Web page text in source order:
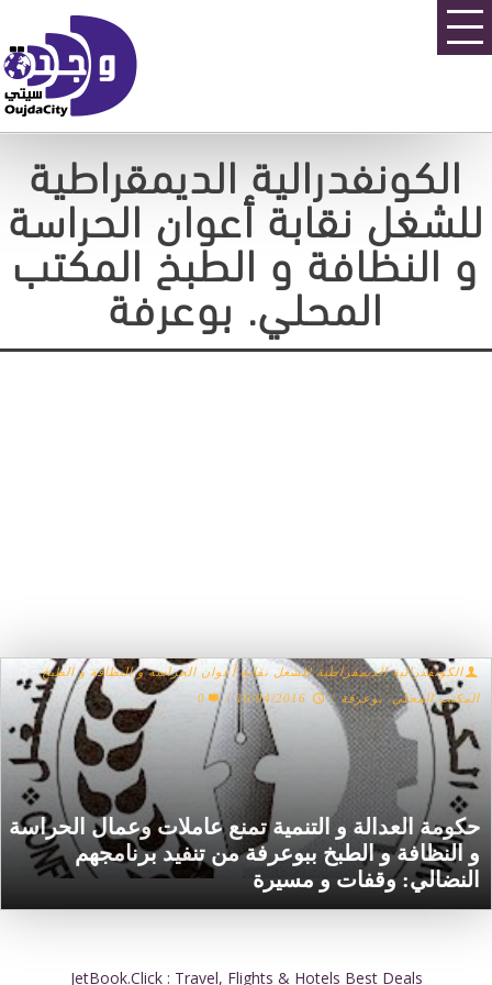
الكونفدرالية الديمقراطية
للشغل نقابة أعوان الحراسة
و النظافة و الطبخ المكتب
المحلي. بوعرفة
حكومة العدالة و التنمية تمنع عاملات وعمال الحراسة
و النظافة و الطبخ ببوعرفة من تنفيد برنامجهم
النضالي: وقفات و مسيرة
الكونفدرالية الديمقراطية للشغل نقابة أعوان الحراسة و النظافة و الطبخ
المكتب المحلي. بوعرفة /
16/04/2016
/
0
JetBook.Click : Travel, Flights & Hotels Best Deals